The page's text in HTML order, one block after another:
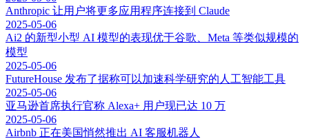
Anthropic 让用户将更多应用程序连接到 Claude
2025-05-06
Ai2 的新型小型 AI 模型的表现优于谷歌、Meta 等类似规模的
模型
2025-05-06
FutureHouse 发布了据称可以加速科学研究的人工智能工具
2025-05-06
亚马逊首席执行官称 Alexa+ 用户现已达 10 万
2025-05-06
Airbnb 正在美国悄然推出 AI 客服机器人